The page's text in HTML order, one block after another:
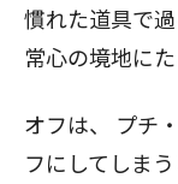
慣れた道具で
常心の境地にた
オフは、
プチ
フにしてしま